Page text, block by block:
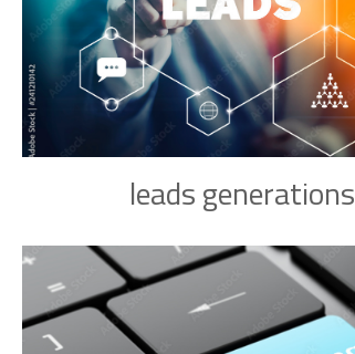
leads generations